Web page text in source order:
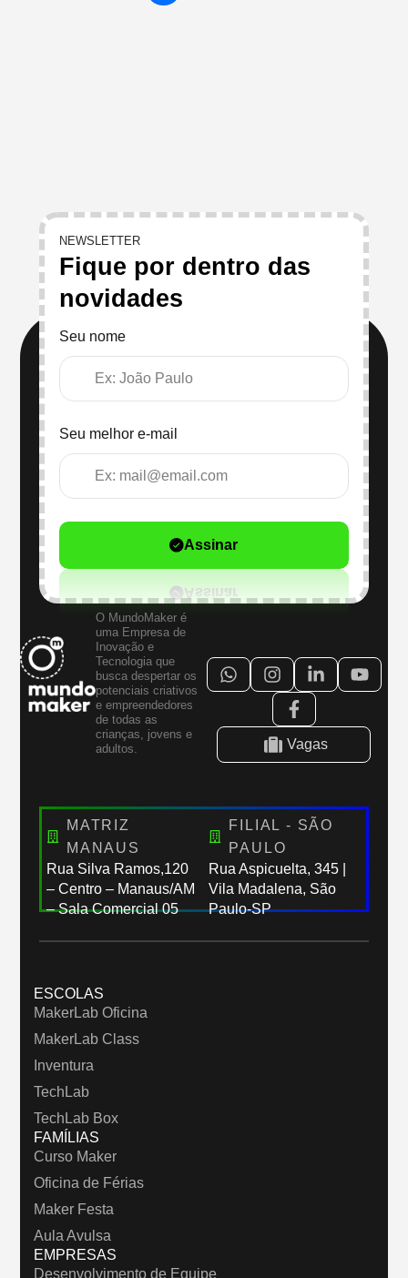
NEWSLETTER
Fique por dentro das
novidades
Seu nome
Seu melhor e-mail
Assinar
O MundoMaker é
uma Empresa de
Inovação e
Tecnologia que
busca despertar os
potenciais criativos
e empreendedores
de todas as
crianças, jovens e
adultos.
Vagas
MATRIZ
MANAUS
Rua Silva Ramos,120
– Centro – Manaus/AM
– Sala Comercial 05
FILIAL - SÃO
PAULO
Rua Aspicuelta, 345 |
Vila Madalena, São
Paulo-SP
ESCOLAS
MakerLab Oficina
MakerLab Class
Inventura
TechLab
TechLab Box
FAMÍLIAS
Curso Maker
Oficina de Férias
Maker Festa
Aula Avulsa
EMPRESAS
Desenvolvimento de Equipe